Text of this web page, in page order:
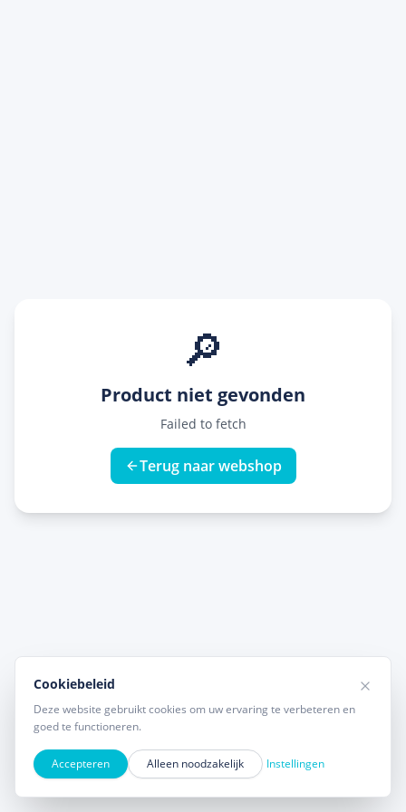
🔎
Product niet gevonden
Failed to fetch
Terug naar webshop
Cookiebeleid
Deze website gebruikt cookies om uw ervaring te verbeteren en
goed te functioneren.
Accepteren Alleen noodzakelijk Instellingen